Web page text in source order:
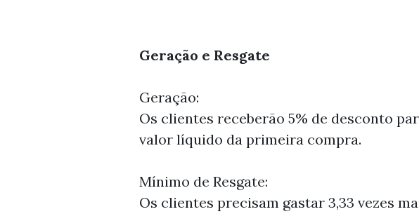
Geração e Resgate
Geração:
Os clientes receberão 5% de desconto
valor líquido da primeira compra.
Mínimo de Resgate:
Os clientes precisam gastar 3,33 vezes